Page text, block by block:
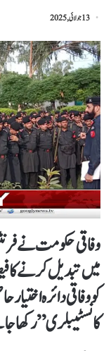
13 جولائی, 2025
وفاقی حکومت نے
میں تبدیل کرنے کا
کو وفاقی دائرہ
کانسٹیبلری” رکھا